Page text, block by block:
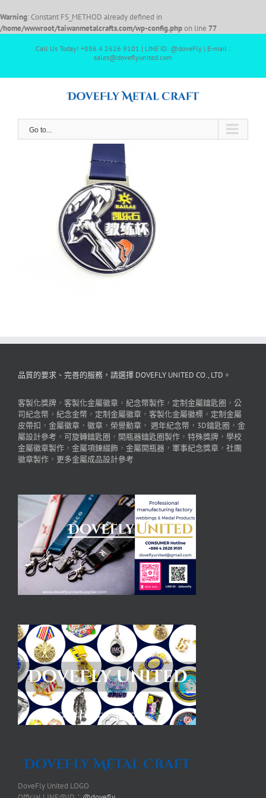
Warning: Constant FS_METHOD already defined in
/home/wwwroot/taiwanmetalcrafts.com/wp-config.phpon line 77
Call Us Today! +886 4 2626 9101 | LINE ID: @doveFly | E-mail :
sales@doveflyunited.com
Go to...
品質的要求、完善的服務，請選擇 DOVEFLY UNITED CO., LTD。
客製化獎牌 ， 客製化金屬徽章 ， 紀念幣製作 ， 定制金屬鑰匙圈 ， 公
司紀念幣 ， 紀念金幣 ， 定制金屬徽章 ， 客製化金屬徽標 ， 定制金屬
皮帶扣 ， 金屬徽章 ， 徽章 ， 榮譽勳章 ， 週年紀念幣 ， 3D鑰匙圈 ， 金
屬設計參考 ， 可旋轉鑰匙圈 ， 開瓶器鑰匙圈製作 ， 特殊獎牌 ， 學校
金屬徽章製作 ， 金屬項鍊綴飾 ， 金屬開瓶器 ， 軍事紀念獎章 ， 社團
徽章製作 ， 更多金屬成品設計參考
DoveFly United LOGO